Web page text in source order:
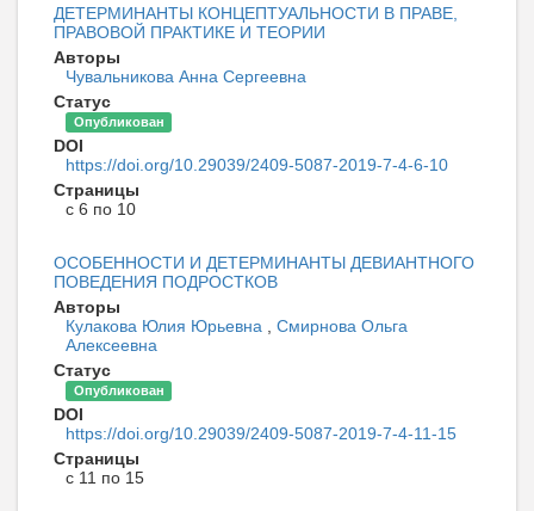
ДЕТЕРМИНАНТЫ КОНЦЕПТУАЛЬНОСТИ В ПРАВЕ,
ПРАВОВОЙ ПРАКТИКЕ И ТЕОРИИ
Авторы
Чувальникова Анна Сергеевна
Статус
Опубликован
DOI
https://doi.org/10.29039/2409-5087-2019-7-4-6-10
Страницы
с 6 по 10
ОСОБЕННОСТИ И ДЕТЕРМИНАНТЫ ДЕВИАНТНОГО
ПОВЕДЕНИЯ ПОДРОСТКОВ
Авторы
Кулакова Юлия Юрьевна
Смирнова Ольга
Алексеевна
Статус
Опубликован
DOI
https://doi.org/10.29039/2409-5087-2019-7-4-11-15
Страницы
с 11 по 15